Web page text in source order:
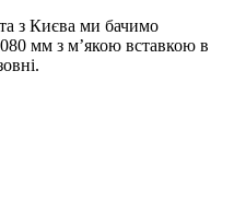
з Києва ми бачимо
мм з м’якою вставкою в